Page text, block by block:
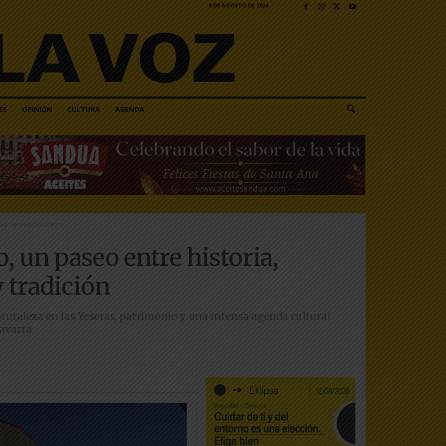
8 DE AGOSTO DE 2026
OPINIÓN CULTURA AGENDA
naturaleza y tradición
un paseo entre historia,
tradición
en las Yeseras, patrimonio y una intensa agenda cultural